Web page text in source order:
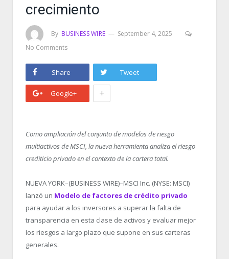
crecimiento
By BUSINESS WIRE
September 4, 2025
No Comments
Share Tweet
Google+ +
Como ampliación del conjunto de modelos de riesgo
multiactivos de MSCI, la nueva herramienta analiza el riesgo
crediticio privado en el contexto de la cartera total.
NUEVA YORK–(BUSINESS WIRE)–MSCI Inc. (NYSE: MSCI)
lanzó un Modelo de factores de crédito privado
para ayudar a los inversores a superar la falta de
transparencia en esta clase de activos y evaluar mejor
los riesgos a largo plazo que supone en sus carteras
generales.